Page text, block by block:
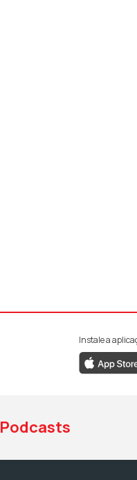
da RTPda RTP
YouTube da
Instale a
Podcasts